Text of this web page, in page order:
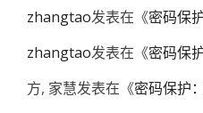
zhangtao发表在《密码保
zhangtao发表在《密码保
方, 家慧发表在《密码保护